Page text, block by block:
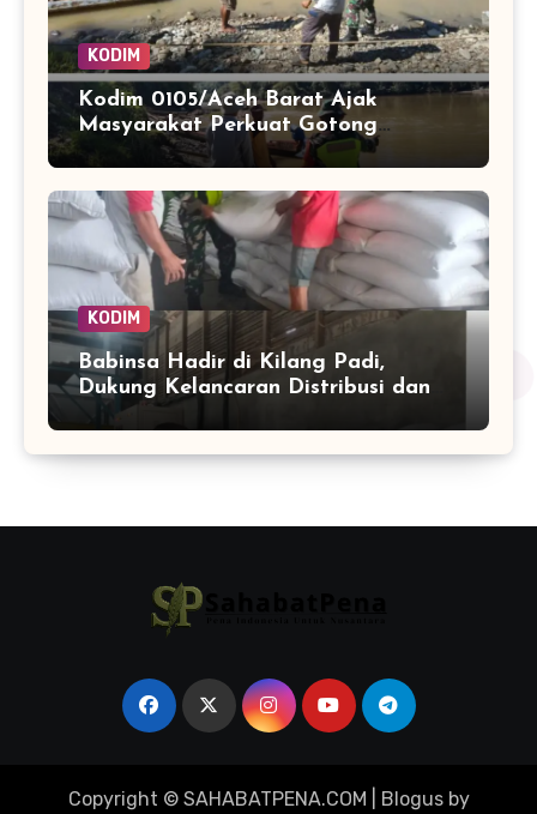
KODIM
Kodim 0105/Aceh Barat Ajak
Masyarakat Perkuat Gotong
Royong Hadapi Potensi Bencana
KODIM
Babinsa Hadir di Kilang Padi,
Dukung Kelancaran Distribusi dan
Ketahanan Pangan Warga
Copyright © SAHABATPENA.COM Blogusby